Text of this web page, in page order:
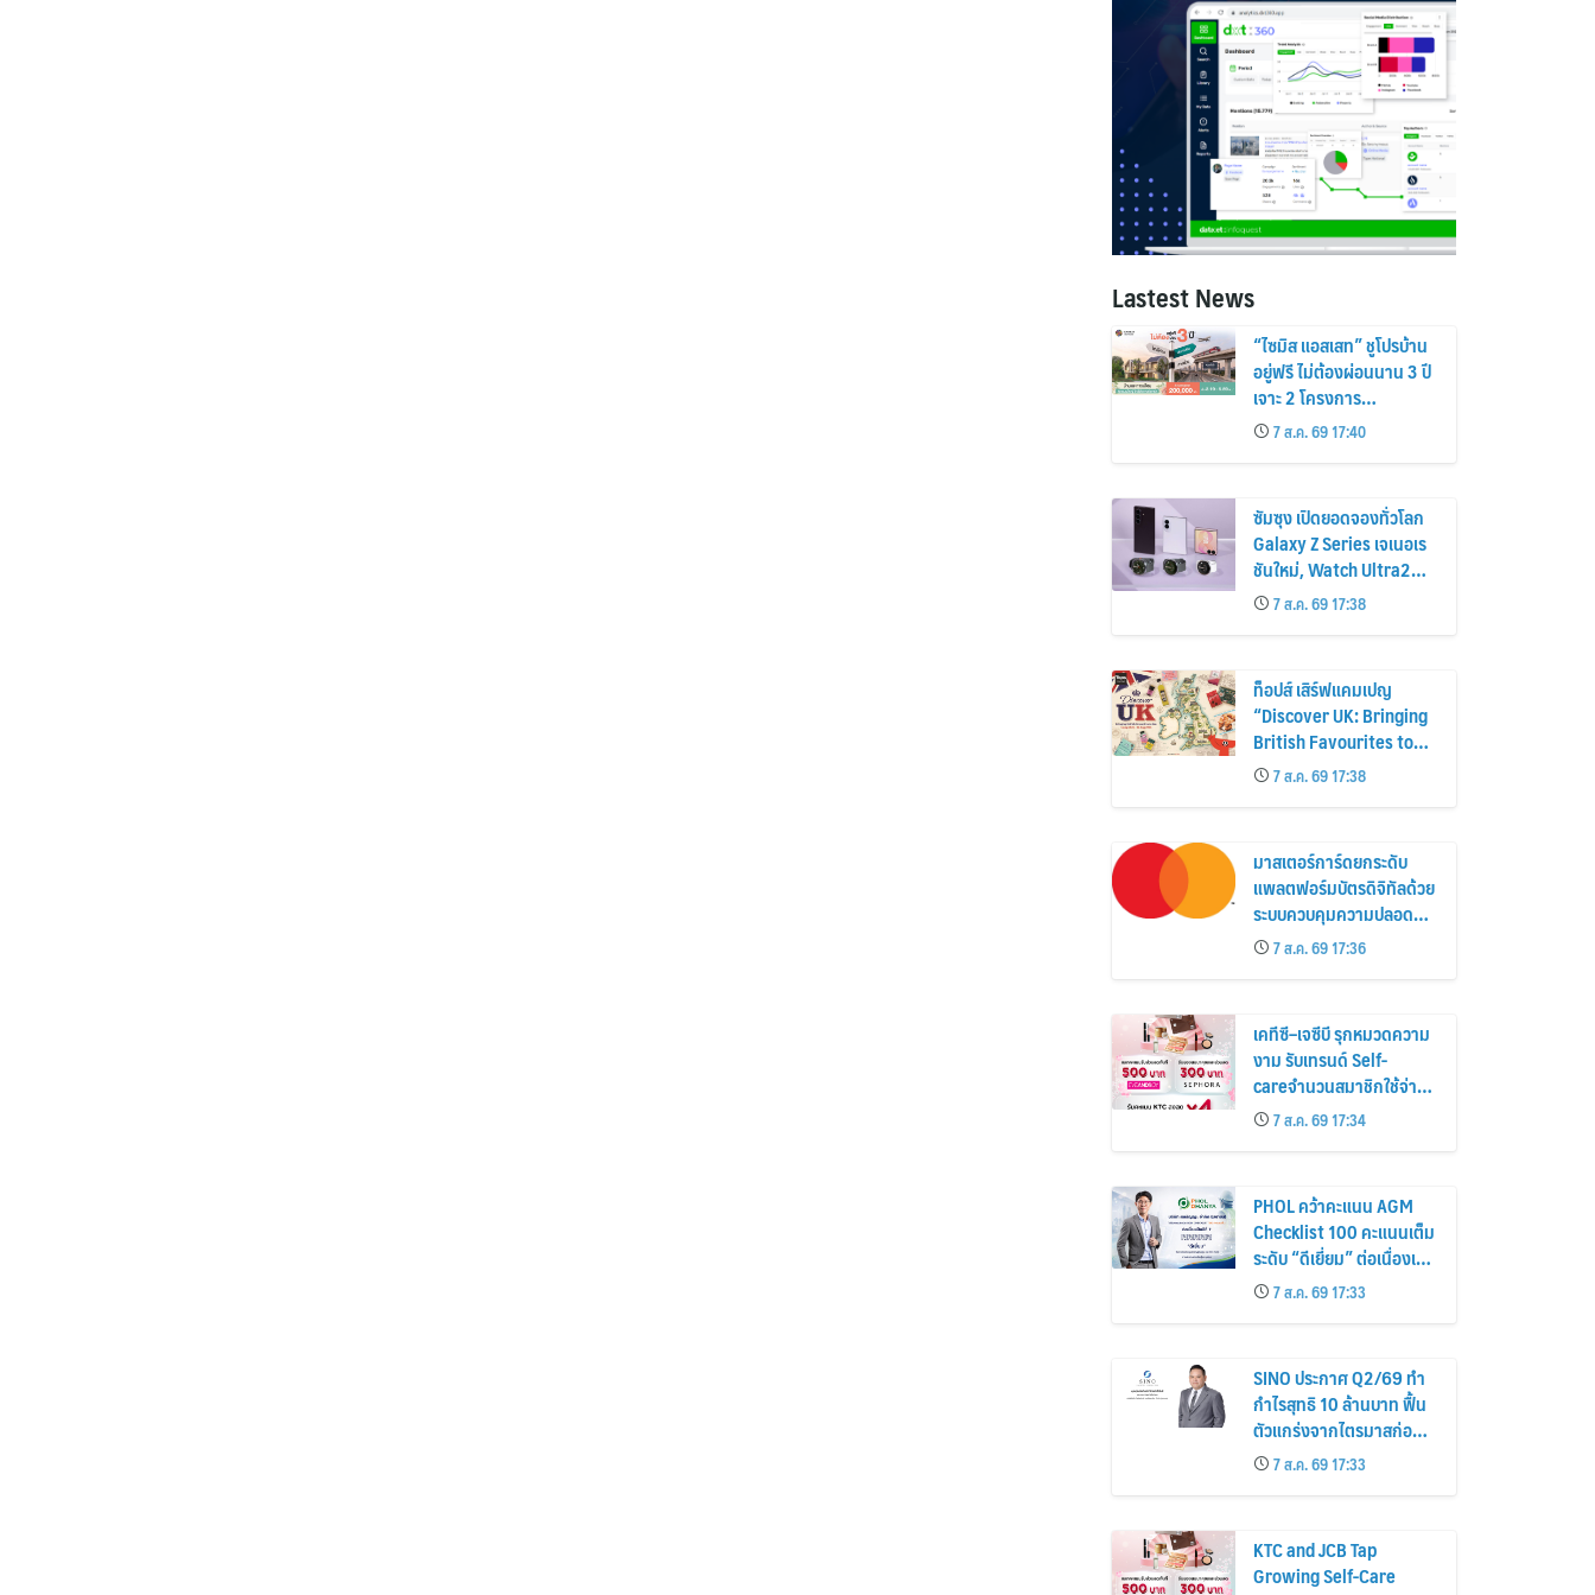
Lastest News
“ไซมิส แอสเสท” ชูโปรบ้าน
อยู่ฟรี ไม่ต้องผ่อนนาน 3 ปี
เจาะ 2 โครงการ
“Siamese Holm–
Siamese Blossom”
พร้อมส่วนลดและสิทธิพิเศษ
ถึง 31 สิงหาคม 2569
7 ส.ค. 69 17:40
ซัมซุง เปิดยอดจองทั่วโลก
Galaxy Z Series เจเนอเร
ชันใหม่, Watch Ultra2
และ Watch9 สูงกว่ารุ่น
ก่อนหน้ากว่า 30%
7 ส.ค. 69 17:38
ท็อปส์ เสิร์ฟแคมเปญ
“Discover UK: Bringing
British Favourites to
You” ขนทัพของอร่อยและ
ไอเท็มฮิตจากสหราช
อาณาจักร ส่งตรงถึงมือ
ตั้งแต่วันนี้ – 18 สิงหาคมนี้
7 ส.ค. 69 17:38
มาสเตอร์การ์ดยกระดับ
แพลตฟอร์มบัตรดิจิทัลด้วย
ระบบควบคุมความปลอดภัย
ใหม่7 ส.ค. 69 17:36
เคทีซี–เจซีบี รุกหมวดความ
งาม รับเทรนด์ Self-
careจำนวนสมาชิกใช้จ่าย
หมวดเครื่องสำอางเพิ่ม
26%
7 ส.ค. 69 17:34
PHOL คว้าคะแนน AGM
Checklist 100 คะแนนเต็ม
ระดับ “ดีเยี่ยม” ต่อเนื่องเป็น
ปีที่ 7 ตอกย้ำการดำเนิน
ธุรกิจตามหลักธรรมาภิบาล
โปร่งใส สร้างความเชื่อมั่นผู้
7 ส.ค. 69 17:33
SINO ประกาศ Q2/69 ทำ
กำไรสุทธิ 10 ล้านบาท ฟื้น
ตัวแกร่งจากไตรมาสก่อน
เตรียมจ่ายปันผลระหว่าง
กาล 0.014423 บาทต่อหุ้น
ครึ่งปีหลังมุ่งเติบโตต่อเนื่อง
7 ส.ค. 69 17:33
KTC and JCB Tap
Growing Self-Care